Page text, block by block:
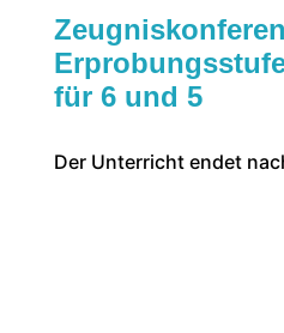
für 6 und 5
Der Unterricht endet